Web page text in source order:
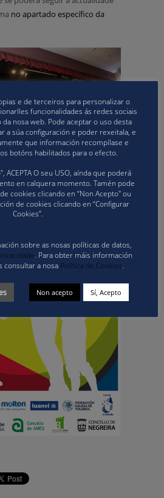
no apartado específico da
e de terceiros para personalizar o
funcionalidades ás redes sociais
nosa web. Pode aceptar o uso desta
a súa configuración e poder rexeitala, e
que información recompílase e
botóns habilitados para o efecto.
ACEPTA O seu USO, aínda que poderá
en calquera momento. Tamén pode
de cookies clicando en “Non Acepto" ou
de cookies clicando en “Configurar
Cookies”.
sobre as nosas políticas de datos,
. Para obter máis información
consultar a nosa Política de Cookies.
Non acepto Sí, Acepto